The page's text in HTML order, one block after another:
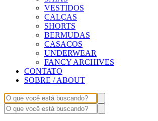
VESTIDOS
CALÇAS
SHORTS
BERMUDAS
CASACOS
UNDERWEAR
FANCY ARCHIVES
CONTATO
SOBRE / ABOUT